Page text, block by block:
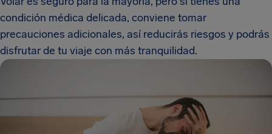
condición médica delicada, conviene tomar
precauciones adicionales, así reducirás riesgos y podrás
disfrutar de tu viaje con más tranquilidad.